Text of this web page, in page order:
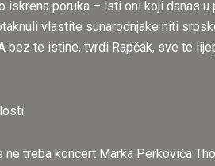
iskrena poruka – isti oni koji danas u
vlastite sunarodnjake niti
bez te istine, tvrdi Rapčak, sve te
treba koncert Marka Perkovića